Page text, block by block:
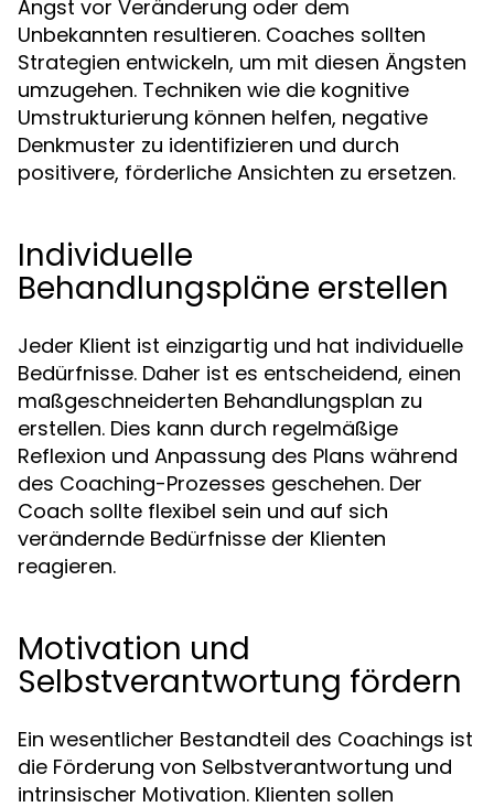
Angst vor Veränderung oder dem
Unbekannten resultieren. Coaches sollten
Strategien entwickeln, um mit diesen Ängsten
umzugehen. Techniken wie die kognitive
Umstrukturierung können helfen, negative
Denkmuster zu identifizieren und durch
positivere, förderliche Ansichten zu ersetzen.
Individuelle
Behandlungspläne erstellen
Jeder Klient ist einzigartig und hat individuelle
Bedürfnisse. Daher ist es entscheidend, einen
maßgeschneiderten Behandlungsplan zu
erstellen. Dies kann durch regelmäßige
Reflexion und Anpassung des Plans während
des Coaching-Prozesses geschehen. Der
Coach sollte flexibel sein und auf sich
verändernde Bedürfnisse der Klienten
reagieren.
Motivation und
Selbstverantwortung fördern
Ein wesentlicher Bestandteil des Coachings ist
die Förderung von Selbstverantwortung und
intrinsischer Motivation. Klienten sollen